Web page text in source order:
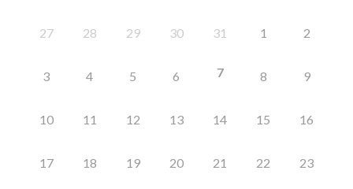
27 28 29 30 31 1 2
3 4 5 6 7 8 9
10 11 12 13 14 15 16
17 18 19 20 21 22 23